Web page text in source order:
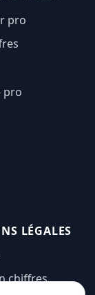
pro
pro
LÉGALES
chiffres